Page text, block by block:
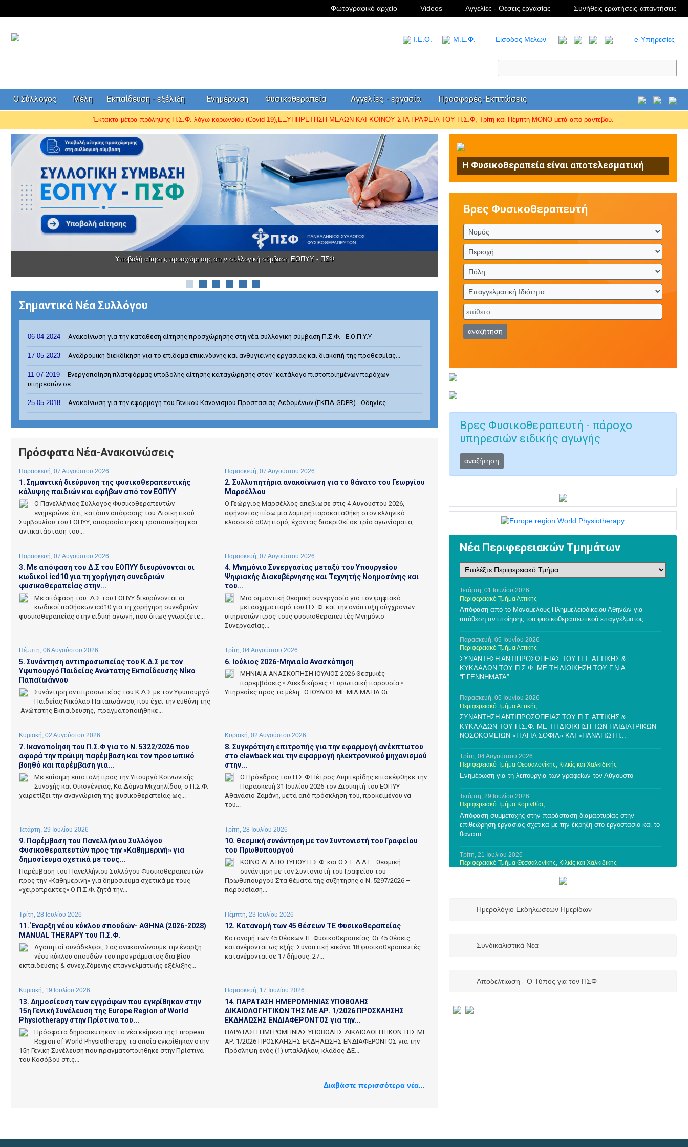
Φωτογραφικό αρχείο Videos Αγγελίες - Θέσεις εργασίας Συνήθεις ερωτήσεις-απαντήσεις
I.Ε.Θ. Μ.Ε.Φ. Είσοδος Μελών e-Υπηρεσίες
Ο Σύλλογος Μέλη Εκπαίδευση - εξέλιξη Ενημέρωση Φυσικοθεραπεία Αγγελίες - εργασία Προσφορές-Εκπτώσεις
Έκτακτα μέτρα πρόληψης Π.Σ.Φ. λόγω κορωνοϊού (Covid-19),ΕΞΥΠΗΡΕΤΗΣΗ ΜΕΛΩΝ ΚΑΙ ΚΟΙΝΟΥ ΣΤΑ ΓΡΑΦΕΙΑ ΤΟΥ Π.Σ.Φ, Τρίτη και Πέμπτη ΜΟΝΟ μετά από ραντεβού.
Υποβολή αίτησης προσχώρησης στην συλλογική σύμβαση ΕΟΠΥΥ - ΠΣΦ
Σημαντικά Νέα Συλλόγου
06-04-2024 Ανακοίνωση για την κατάθεση αίτησης προσχώρησης στη νέα συλλογική σύμβαση Π.Σ.Φ. - Ε.Ο.Π.Υ.Υ
17-05-2023 Αναδρομική διεκδίκηση για το επίδομα επικίνδυνης και ανθυγιεινής εργασίας και διακοπή της προθεσμίας...
11-07-2019
Ενεργοποίηση πλατφόρμας υποβολής αίτησης καταχώρησης στον "κατάλογο πιστοποιημένων παρόχων
υπηρεσιών σε...
25-05-2018 Ανακοίνωση για την εφαρμογή του Γενικού Κανονισμού Προστασίας Δεδομένων (ΓΚΠΔ-GDPR) - Οδηγίες
Πρόσφατα Νέα-Ανακοινώσεις
Παρασκευή, 07 Αυγούστου 2026
1. Σημαντική διεύρυνση της φυσικοθεραπευτικής
κάλυψης παιδιών και εφήβων από τον ΕΟΠΥΥ
Ο Πανελλήνιος Σύλλογος Φυσικοθεραπευτών
ενημερώνει ότι, κατόπιν απόφασης του Διοικητικού
Συμβουλίου του ΕΟΠΥΥ, αποφασίστηκε η τροποποίηση και
αντικατάσταση του...
Παρασκευή, 07 Αυγούστου 2026
2. Συλλυπητήρια ανακοίνωση για το θάνατο του Γεωργίου
Μαρσέλλου
Ο Γεώργιος Μαρσέλλος απεβίωσε στις 4 Αυγούστου 2026,
αφήνοντας πίσω μια λαμπρή παρακαταθήκη στον ελληνικό
κλασσικό αθλητισμό, έχοντας διακριθεί σε τρία αγωνίσματα,...
Παρασκευή, 07 Αυγούστου 2026
3. Με απόφαση του Δ.Σ του ΕΟΠΥΥ διευρύνονται οι
κωδικοί icd10 για τη χορήγηση συνεδριών
φυσικοθεραπείας στην...
Με απόφαση του Δ.Σ του ΕΟΠΥΥ διευρύνονται οι
κωδικοί παθήσεων icd10 για τη χορήγηση συνεδριών
φυσικοθεραπείας στην ειδική αγωγή, που όπως γνωρίζετε...
Παρασκευή, 07 Αυγούστου 2026
4. Μνημόνιο Συνεργασίας μεταξύ του Υπουργείου
Ψηφιακής Διακυβέρνησης και Τεχνητής Νοημοσύνης και
του...
Μια σημαντική θεσμική συνεργασία για τον ψηφιακό
μετασχηματισμό του Π.Σ.Φ. και την ανάπτυξη σύγχρονων
υπηρεσιών προς τους φυσικοθεραπευτές Μνημόνιο
Συνεργασίας...
Πέμπτη, 06 Αυγούστου 2026
5. Συνάντηση αντιπροσωπείας του Κ.Δ.Σ με τον
Υφυπουργό Παιδείας Ανώτατης Εκπαίδευσης Νίκο
Παπαϊωάννου
Συνάντηση αντιπροσωπείας του Κ.Δ.Σ με τον Υφυπουργό
Παιδείας Νικόλαο Παπαϊωάννου, που έχει την ευθύνη της
Ανώτατης Εκπαίδευσης, πραγματοποιήθηκε...
Τρίτη, 04 Αυγούστου 2026
6. Ιούλιος 2026-Μηνιαία Ανασκόπηση
ΜΗΝΙΑΙΑ ΑΝΑΣΚΟΠΗΣΗ ΙΟΥΛΙΟΣ 2026 Θεσμικές
παρεμβάσεις • Διεκδικήσεις • Ευρωπαϊκή παρουσία •
Υπηρεσίες προς τα μέλη Ο ΙΟΥΛΙΟΣ ΜΕ ΜΙΑ ΜΑΤΙΑ Οι...
Κυριακή, 02 Αυγούστου 2026
7. Ικανοποίηση του Π.Σ.Φ για το Ν. 5322/2026 που
αφορά την πρώιμη παρέμβαση και τον προσωπικό
βοηθό και παρέμβαση για...
Με επίσημη επιστολή προς την Υπουργό Κοινωνικής
Συνοχής και Οικογένειας, Κα Δόμνα Μιχαηλίδου, ο Π.Σ.Φ.
χαιρετίζει την αναγνώριση της φυσικοθεραπείας ως...
Κυριακή, 02 Αυγούστου 2026
8. Συγκρότηση επιτροπής για την εφαρμογή ανέκπτωτου
στο clawback και την εφαρμογή ηλεκτρονικού μηχανισμού
στην...
Ο Πρόεδρος του Π.Σ.Φ Πέτρος Λυμπερίδης επισκέφθηκε την
Παρασκευή 31 Ιουλίου 2026 τον Διοικητή του ΕΟΠΥΥ
Αθανάσιο Ζαμάνη, μετά από πρόσκληση του, προκειμένου να
του...
Τετάρτη, 29 Ιουλίου 2026
9. Παρέμβαση του Πανελλήνιου Συλλόγου
Φυσικοθεραπευτών προς την «Καθημερινή» για
δημοσίευμα σχετικά με τους...
Παρέμβαση του Πανελλήνιου Συλλόγου Φυσικοθεραπευτών
προς την «Καθημερινή» για δημοσίευμα σχετικά με τους
«χειροπράκτες» Ο Π.Σ.Φ. ζητά την...
Τρίτη, 28 Ιουλίου 2026
10. θεσμική συνάντηση με τον Συντονιστή του Γραφείου
του Πρωθυπουργού
ΚΟΙΝΟ ΔΕΛΤΙΟ ΤΥΠΟΥ Π.Σ.Φ. και Ο.Σ.Ε.Δ.Α.Ε.: θεσμική
συνάντηση με τον Συντονιστή του Γραφείου του
Πρωθυπουργού Στα θέματα της συζήτησης ο Ν. 5297/2026 –
παρουσίαση...
Τρίτη, 28 Ιουλίου 2026
11. Έναρξη νέου κύκλου σπουδών- ΑΘΗΝΑ (2026-2028)
MANUAL THERAPY του Π.Σ.Φ.
Αγαπητοί συνάδελφοι, Σας ανακοινώνουμε την έναρξη
νέου κύκλου σπουδών του προγράμματος δια βίου
εκπαίδευσης & συνεχιζόμενης επαγγελματικής εξέλιξης...
Πέμπτη, 23 Ιουλίου 2026
12. Κατανομή των 45 θέσεων ΤΕ Φυσικοθεραπείας
Κατανομή των 45 θέσεων ΤΕ Φυσικοθεραπείας Οι 45 θέσεις
κατανέμονται ως εξής: Συνοπτική εικόνα 18 φυσικοθεραπευτές
κατανέμονται σε 17 δήμους. 27...
Κυριακή, 19 Ιουλίου 2026
13. Δημοσίευση των εγγράφων που εγκρίθηκαν στην
15η Γενική Συνέλευση της Europe Region of World
Physiotherapy στην Πρίστινα του...
Πρόσφατα δημοσιεύτηκαν τα νέα κείμενα της European
Region of World Physiotherapy, τα οποία εγκρίθηκαν στην
15η Γενική Συνέλευση που πραγματοποιήθηκε στην Πρίστινα
του Κοσόβου στις...
Παρασκευή, 17 Ιουλίου 2026
14. ΠΑΡΑΤΑΣΗ ΗΜΕΡΟΜΗΝΙΑΣ ΥΠΟΒΟΛΗΣ
ΔΙΚΑΙΟΛΟΓΗΤΙΚΩΝ ΤΗΣ ΜΕ ΑΡ. 1/2026 ΠΡΟΣΚΛΗΣΗΣ
ΕΚΔΗΛΩΣΗΣ ΕΝΔΙΑΦΕΡΟΝΤΟΣ για την...
ΠΑΡΑΤΑΣΗ ΗΜΕΡΟΜΗΝΙΑΣ ΥΠΟΒΟΛΗΣ ΔΙΚΑΙΟΛΟΓΗΤΙΚΩΝ ΤΗΣ ΜΕ
ΑΡ. 1/2026 ΠΡΟΣΚΛΗΣΗΣ ΕΚΔΗΛΩΣΗΣ ΕΝΔΙΑΦΕΡΟΝΤΟΣ για την
Πρόσληψη ενός (1) υπαλλήλου, κλάδος ΔΕ...
Διαβάστε περισσότερα νέα...
Η Φυσικοθεραπεία είναι αποτελεσματική
Βρες Φυσικοθεραπευτή
αναζήτηση
Βρες Φυσικοθεραπευτή - πάροχο
υπηρεσιών ειδικής αγωγής
αναζήτηση
Νέα Περιφερειακών Τμημάτων
Τετάρτη, 01 Ιουλίου 2026
Περιφερειακό Τμήμα Αττικής
Απόφαση από το Μονομελούς Πλημμελειοδικείου Αθηνών για
υπόθεση αντιποίησης του φυσικοθεραπευτικού επαγγέλματος
Παρασκευή, 05 Ιουνίου 2026
Περιφερειακό Τμήμα Αττικής
ΣΥΝΑΝΤΗΣΗ ΑΝΤΙΠΡΟΣΩΠΕΙΑΣ ΤΟΥ Π.Τ. ΑΤΤΙΚΗΣ &
ΚΥΚΛΑΔΩΝ ΤΟΥ Π.Σ.Φ. ΜΕ ΤΗ ΔΙΟΙΚΗΣΗ ΤΟΥ Γ.Ν.Α.
“Γ.ΓΕΝΝΗΜΑΤΑ”
Παρασκευή, 05 Ιουνίου 2026
Περιφερειακό Τμήμα Αττικής
ΣΥΝΑΝΤΗΣΗ ΑΝΤΙΠΡΟΣΩΠΕΙΑΣ ΤΟΥ Π.Τ. ΑΤΤΙΚΗΣ &
ΚΥΚΛΑΔΩΝ ΤΟΥ Π.Σ.Φ. ΜΕ ΤΗ ΔΙΟΙΚΗΣΗ ΤΩΝ ΠΑΙΔΙΑΤΡΙΚΩΝ
ΝΟΣΟΚΟΜΕΙΩΝ «Η ΑΓΙΑ ΣΟΦΙΑ» ΚΑΙ «ΠΑΝΑΓΙΩΤΗ...
Τρίτη, 04 Αυγούστου 2026
Περιφερειακό Τμήμα Θεσσαλονίκης, Κιλκίς και Χαλκιδικής
Ενημέρωση για τη λειτουργία των γραφείων τον Αύγουστο
Τετάρτη, 29 Ιουλίου 2026
Περιφερειακό Τμήμα Κορινθίας
Απόφαση συμμετοχής στην παράσταση διαμαρτυρίας στην
επιθεώρηση εργασίας σχετικα με την έκρηξη στο εργοστασιο και το
θανατο...
Τρίτη, 21 Ιουλίου 2026
Περιφερειακό Τμήμα Θεσσαλονίκης, Κιλκίς και Χαλκιδικής
Φυσικοθεραπείας του Πανεπιστημίου Θεσσαλίας
Περιφερειακό Τμήμα Θεσσαλονίκης, Κιλκίς και Χαλκιδικής
απαραίτητο προσωπικό!
Περιφερειακό Τμήμα Αττικής
Τρίτη, 23 Ιουνίου 2026
Ημερολόγιο Εκδηλώσεων Ημερίδων
Συνδικαλιστικά Νέα
Αποδελτίωση - Ο Τύπος για τον ΠΣΦ